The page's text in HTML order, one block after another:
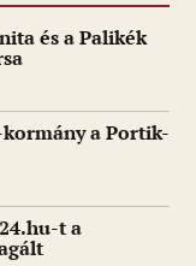
és a Palikék
a Portik-
t a